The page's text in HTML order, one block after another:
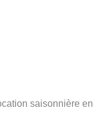
saisonnière en